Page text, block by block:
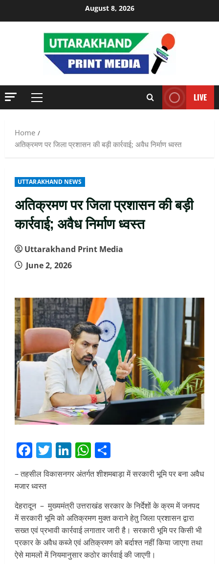
August 8, 2026
Primary
LIVE
Home
अतिक्रमण पर जिला प्रशासन की बड़ी कार्रवाई; अवैध निर्माण ध्वस्त
UTTARAKHAND NEWS
अतिक्रमण पर जिला प्रशासन की बड़ी
कार्रवाई; अवैध निर्माण ध्वस्त
Uttarakhand Print Media
June 2, 2026
Facebook
Twitter
LinkedIn
WhatsApp
– तहसील विकासनगर अंतर्गत शीशमबाड़ा में सरकारी भूमि पर बना अवैध
मजार ध्वस्त
देहरादून – मुख्यमंत्री उत्तराखंड सरकार के निर्देशों के क्रम में जनपद
में सरकारी भूमि को अतिक्रमण मुक्त कराने हेतु जिला प्रशासन द्वारा
सख्त एवं प्रभावी कार्रवाई लगातार जारी है। सरकारी भूमि पर किसी भी
प्रकार के अवैध कब्जे एवं अतिक्रमण को बर्दाश्त नहीं किया जाएगा तथा
ऐसे मामलों में नियमानुसार कठोर कार्रवाई की जाएगी।